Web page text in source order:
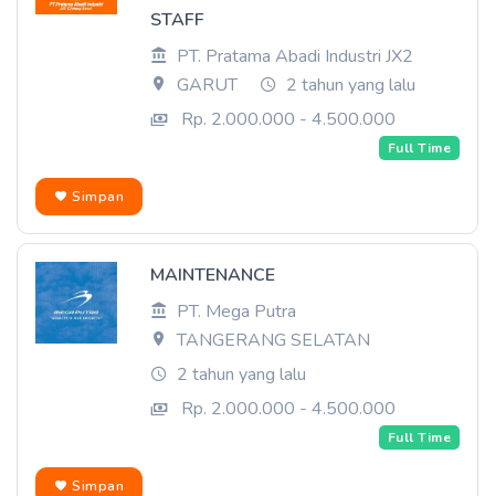
STAFF
PT. Pratama Abadi Industri JX2
GARUT
2 tahun yang lalu
Rp. 2.000.000 - 4.500.000
Full Time
Simpan
MAINTENANCE
PT. Mega Putra
TANGERANG SELATAN
2 tahun yang lalu
Rp. 2.000.000 - 4.500.000
Full Time
Simpan